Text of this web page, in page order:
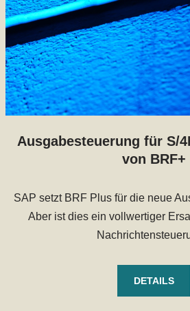
Ausgabesteuerung für S/
von BRF+
SAP setzt BRF Plus für die neue
Aber ist dies ein vollwertiger
DETAILS